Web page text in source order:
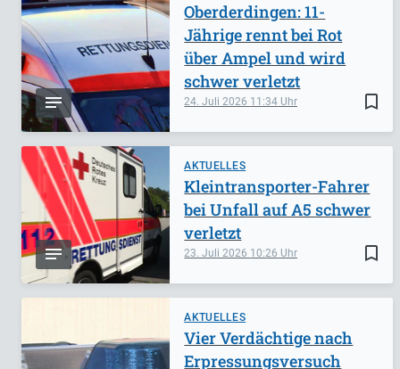
bookmark_border
24. Juli 2026 11:34
Oberderdingen: 11-
Jährige rennt bei Rot
über Ampel und wird
schwer verletzt
AKTUELLES
bookmark_border
23. Juli 2026 10:26
Kleintransporter-Fahrer
bei Unfall auf A5 schwer
verletzt
AKTUELLES
Vier Verdächtige nach
Erpressungsversuch